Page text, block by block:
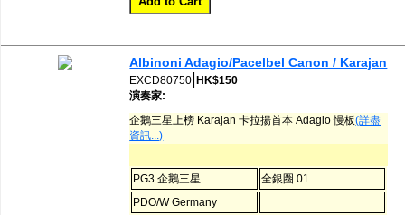
Albinoni Adagio/Pacelbel Canon / Karajan
EXCD80750 |HK$150
演奏家:
企鵝三星上榜 Karajan 卡拉揚首本 Adagio 慢板(詳盡
資訊...)
PG3 企鵝三星
全銀圈 01
PDO/W Germany